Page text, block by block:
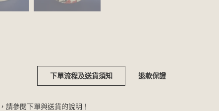
下單流程及送貨須知 退款保證
請參閱下單與送貨的說明 ！